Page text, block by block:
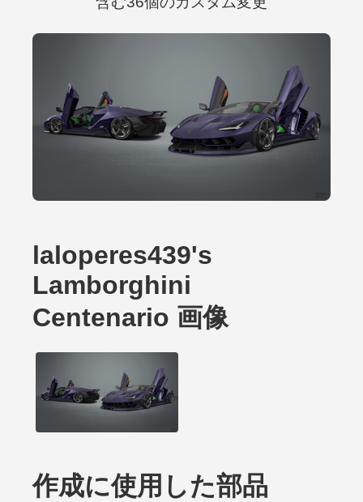
laloperes439's
Lamborghini
Centenario 画像
作成に使用した部品